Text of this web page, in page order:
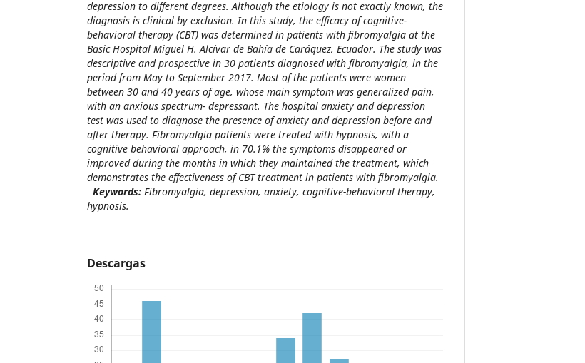
depression to different degrees. Although the etiology is not exactly known, the
diagnosis is clinical by exclusion. In this study, the efficacy of cognitive-
behavioral therapy (CBT) was determined in patients with fibromyalgia at the
Basic Hospital Miguel H. Alcívar de Bahía de Caráquez, Ecuador. The study was
descriptive and prospective in 30 patients diagnosed with fibromyalgia, in the
period from May to September 2017. Most of the patients were women
between 30 and 40 years of age, whose main symptom was generalized pain,
with an anxious spectrum- depressant. The hospital anxiety and depression
test was used to diagnose the presence of anxiety and depression before and
after therapy. Fibromyalgia patients were treated with hypnosis, with a
cognitive behavioral approach, in 70.1% the symptoms disappeared or
improved during the months in which they maintained the treatment, which
demonstrates the effectiveness of CBT treatment in patients with fibromyalgia.
Keywords: Fibromyalgia, depression, anxiety, cognitive-behavioral therapy,
hypnosis.
Descargas